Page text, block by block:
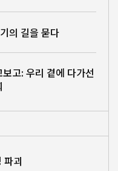
의 길을 묻다
고: 우리 곁에 다가선
파괴